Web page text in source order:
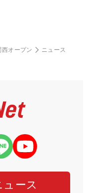
西オープン ニュース
ース